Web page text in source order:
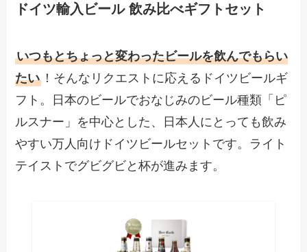
ドイツ輸入ビール 飲み比べギフトセット
いつもとちょっと変わったビールを飲んでもらい
たい ！そんなリクエストに応えるドイツビールギ
フト。日本のビールでおなじみのビール種類「ピ
ルスナー」を中心とした、日本人にとっても飲み
やすい万人向けドイツビールセットです。ライト
テイストでグビグビと杯が進みます。